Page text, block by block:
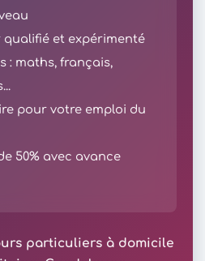
et expérimenté
: maths, français,
pour votre emploi du
50% avec avance
particuliers à domicile